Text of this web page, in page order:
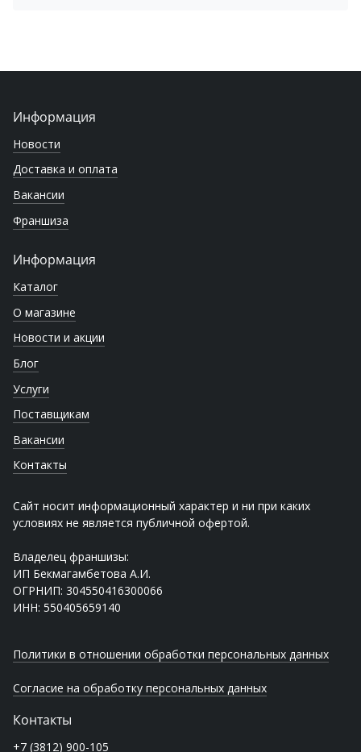
Информация
Новости
Доставка и оплата
Вакансии
Франшиза
Информация
Каталог
О магазине
Новости и акции
Блог
Услуги
Поставщикам
Вакансии
Контакты
Сайт носит информационный характер и ни при каких
условиях не является публичной офертой.
Владелец франшизы:
ИП Бекмагамбетова А.И.
ОГРНИП: 304550416300066
ИНН: 550405659140
Политики в отношении обработки персональных данных
Согласие на обработку персональных данных
Контакты
+7 (3812) 900-105